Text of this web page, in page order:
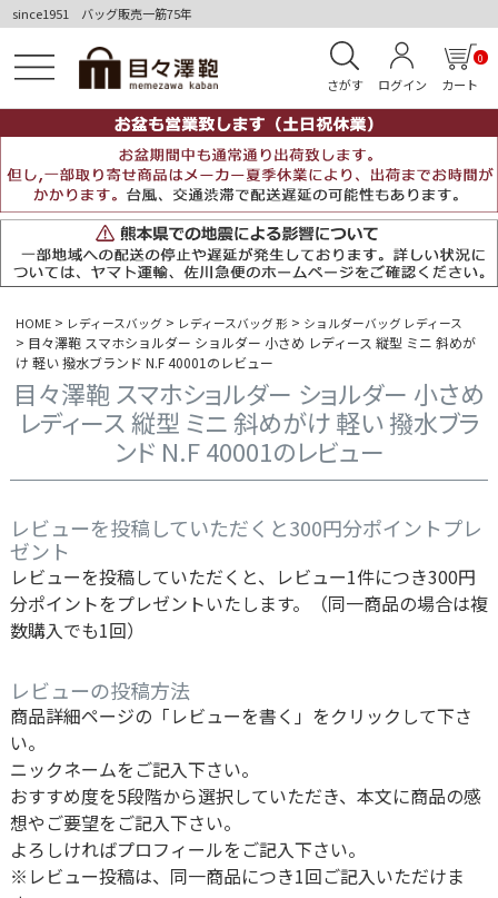
since1951 バッグ販売一筋75年
さがす ログイン カート
0
HOME レディースバッグ レディースバッグ 形 ショルダーバッグ レディース
目々澤鞄 スマホショルダー ショルダー 小さめ レディース 縦型 ミニ 斜めが
け 軽い 撥水ブランド N.F 40001のレビュー
目々澤鞄 スマホショルダー ショルダー 小さめ
レディース 縦型 ミニ 斜めがけ 軽い 撥水ブラ
ンド N.F 40001のレビュー
レビューを投稿していただくと300円分ポイントプレ
ゼント
レビューを投稿していただくと、レビュー1件につき300円
分ポイントをプレゼントいたします。（同一商品の場合は複
数購入でも1回）
レビューの投稿方法
商品詳細ページの「レビューを書く」をクリックして下さ
い。
ニックネームをご記入下さい。
おすすめ度を5段階から選択していただき、本文に商品の感
想やご要望をご記入下さい。
よろしければプロフィールをご記入下さい。
※レビュー投稿は、同一商品につき1回ご記入いただけま